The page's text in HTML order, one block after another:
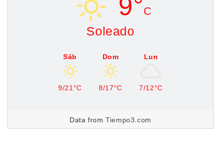
9°C
Soleado
Sáb
9/21°C
Dom
8/17°C
Lun
7/12°C
Data fromTiempo3.com